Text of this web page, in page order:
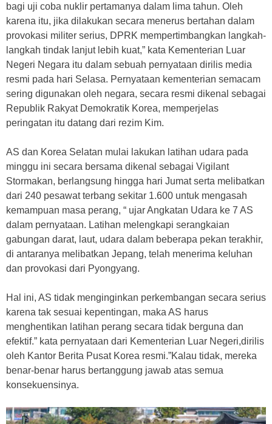
bagi uji coba nuklir pertamanya dalam lima tahun. Oleh
karena itu, jika dilakukan secara menerus bertahan dalam
provokasi militer serius, DPRK mempertimbangkan langkah-
langkah tindak lanjut lebih kuat,” kata Kementerian Luar
Negeri Negara itu dalam sebuah pernyataan dirilis media
resmi pada hari Selasa. Pernyataan kementerian semacam
sering digunakan oleh negara, secara resmi dikenal sebagai
Republik Rakyat Demokratik Korea, memperjelas
peringatan itu datang dari rezim Kim.
AS dan Korea Selatan mulai lakukan latihan udara pada
minggu ini secara bersama dikenal sebagai Vigilant
Stormakan, berlangsung hingga hari Jumat serta melibatkan
dari 240 pesawat terbang sekitar 1.600 untuk mengasah
kemampuan masa perang, “ ujar Angkatan Udara ke 7 AS
dalam pernyataan. Latihan melengkapi serangkaian
gabungan darat, laut, udara dalam beberapa pekan terakhir,
di antaranya melibatkan Jepang, telah menerima keluhan
dan provokasi dari Pyongyang.
Hal ini, AS tidak menginginkan perkembangan secara serius
karena tak sesuai kepentingan, maka AS harus
menghentikan latihan perang secara tidak berguna dan
efektif.” kata pernyataan dari Kementerian Luar Negeri,dirilis
oleh Kantor Berita Pusat Korea resmi.”Kalau tidak, mereka
benar-benar harus bertanggung jawab atas semua
konsekuensinya.